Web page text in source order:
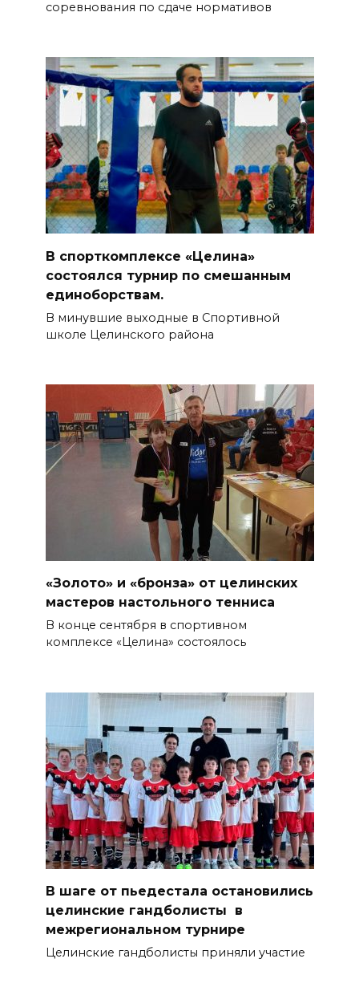
соревнования по сдаче нормативов
В спорткомплексе «Целина»
состоялся турнир по смешанным
единоборствам.
В минувшие выходные в Спортивной
школе Целинского района
«Золото» и «бронза» от целинских
мастеров настольного тенниса
В конце сентября в спортивном
комплексе «Целина» состоялось
В шаге от пьедестала остановились
целинские гандболисты в
межрегиональном турнире
Целинские гандболисты приняли участие